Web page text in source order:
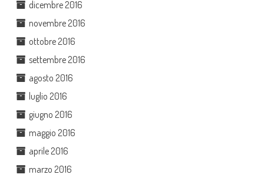
dicembre 2016
novembre 2016
ottobre 2016
settembre 2016
agosto 2016
luglio 2016
giugno 2016
maggio 2016
aprile 2016
marzo 2016